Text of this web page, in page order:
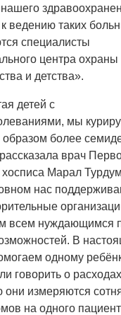
к ведению таких
специалисты
центра охраны
и детства».
детей с
мы
более
врач
хосписа Марал
нас
всем нуждающимся
В
одному
говорить о
они измеряются
на одного